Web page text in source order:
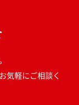
気軽にご相談く